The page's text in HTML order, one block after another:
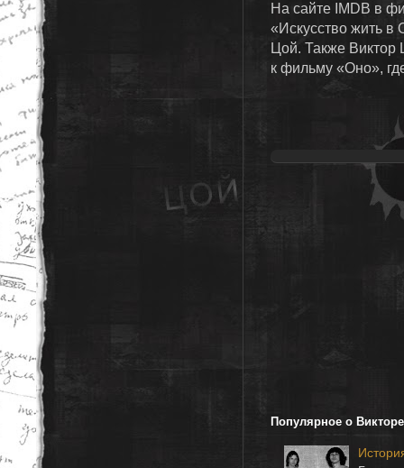
На сайте IMDB в
«Искусство жить в
Цой. Также Виктор
к фильму «Оно»,
Популярное о